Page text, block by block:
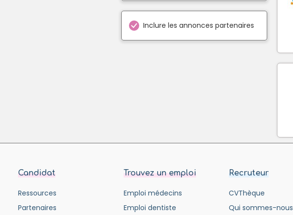
Inclure les annonces partenaires
Candidat
Ressources
Partenaires
Trouvez un emploi
Emploi médecins
Emploi dentiste
Recruteur
CVThèque
Qui sommes-nous